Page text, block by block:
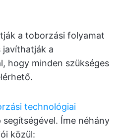
a toborzási folyamat
javíthatják a
hogy minden szükséges
technológiai
segítségével. Íme néhány
közül: